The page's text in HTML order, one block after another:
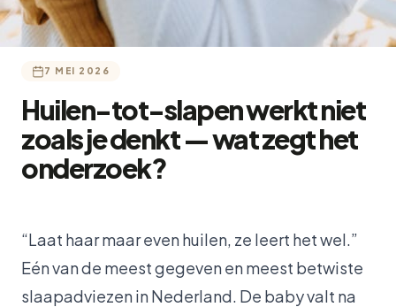
7 MEI 2026
Huilen-tot-slapen werkt niet
zoals je denkt — wat zegt het
onderzoek?
“Laat haar maar even huilen, ze leert het wel.”
Eén van de meest gegeven en meest betwiste
slaapadviezen in Nederland. De baby valt na